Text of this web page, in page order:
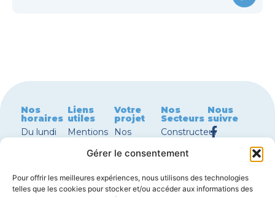
Gérer le consentement
Pour offrir les meilleures expériences, nous utilisons des technologies
telles que les cookies pour stocker et/ou accéder aux informations des
Nos
horaires
Du lundi
13h30 –
Liens
utiles
Mentions
Nous
Garanties
Votre
projet
Nos
vendre
maisons à
Nos
Secteurs
Constructeur
Périgueux
maison
Nous
suivre